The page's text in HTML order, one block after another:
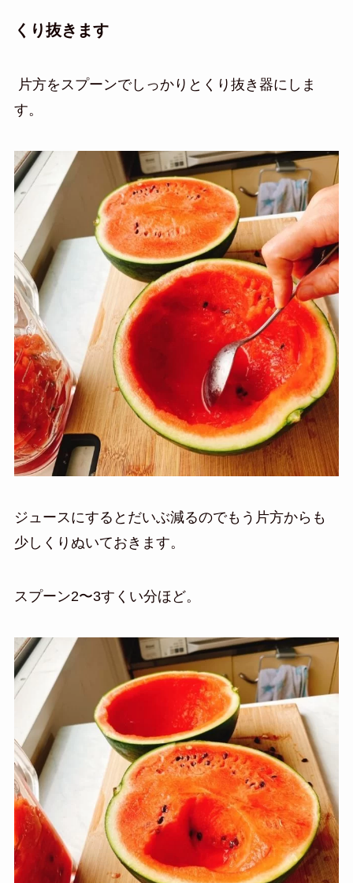
くり抜きます
片方をスプーンでしっかりとくり抜き器にしま
す。
ジュースにするとだいぶ減るのでもう片方からも
少しくりぬいておきます。
スプーン2〜3すくい分ほど。